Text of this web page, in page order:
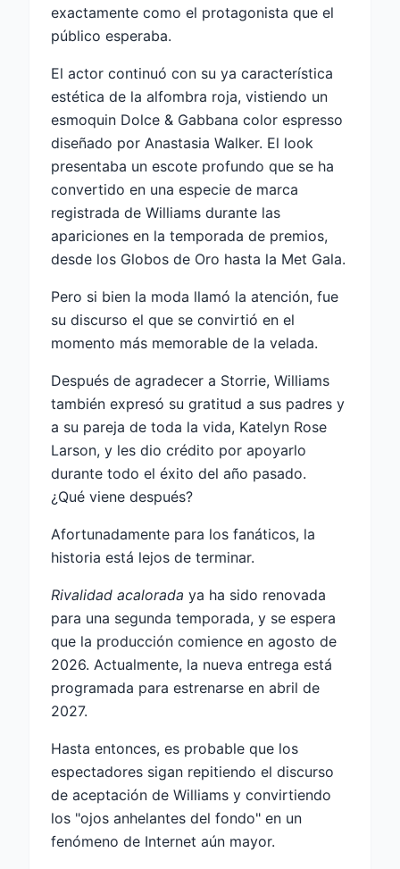
exactamente como el protagonista que el
público esperaba.
El actor continuó con su ya característica
estética de la alfombra roja, vistiendo un
esmoquin Dolce & Gabbana color espresso
diseñado por Anastasia Walker. El look
presentaba un escote profundo que se ha
convertido en una especie de marca
registrada de Williams durante las
apariciones en la temporada de premios,
desde los Globos de Oro hasta la Met Gala.
Pero si bien la moda llamó la atención, fue
su discurso el que se convirtió en el
momento más memorable de la velada.
Después de agradecer a Storrie, Williams
también expresó su gratitud a sus padres y
a su pareja de toda la vida, Katelyn Rose
Larson, y les dio crédito por apoyarlo
durante todo el éxito del año pasado.
¿Qué viene después?
Afortunadamente para los fanáticos, la
historia está lejos de terminar.
Rivalidad acalorada ya ha sido renovada
para una segunda temporada, y se espera
que la producción comience en agosto de
2026. Actualmente, la nueva entrega está
programada para estrenarse en abril de
2027.
Hasta entonces, es probable que los
espectadores sigan repitiendo el discurso
de aceptación de Williams y convirtiendo
los "ojos anhelantes del fondo" en un
fenómeno de Internet aún mayor.